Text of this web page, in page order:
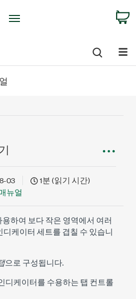
Search
03
1분 (읽기 시간)
뉴얼
용하여 보다 작은 영역에서 여러
케이터 세트를 겹칠 수 있습니
으로 구성됩니다.
디케이터를 수용하는 탭 컨트롤